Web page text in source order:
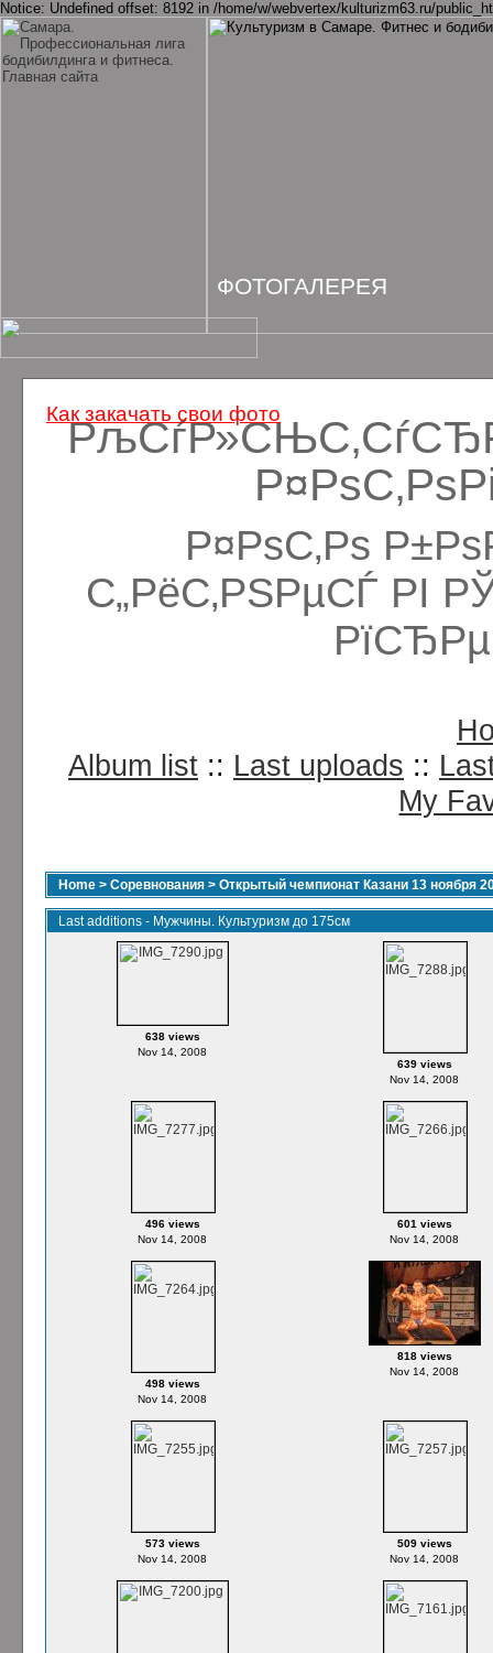
Notice: Undefined offset: 8192 in /home/w/webvertex/kulturizm63.ru/
Р¤РѕС‚Рѕ
С„РёС‚РЅРµСЃ РІ
Album list :: Last uploads ::
My
Home > Соревнования > Открытый чемпионат Казани 13 ноября
Last additions - Мужчины. Культуризм до 175см
638 views
Nov 14, 2008
639 views
Nov 14, 2008
496 views
Nov 14, 2008
601 views
Nov 14, 2008
498 views
Nov 14, 2008
818 views
Nov 14, 2008
573 views
Nov 14, 2008
509 views
Nov 14, 2008
ФОТОГАЛЕРЕЯ
Как закачать свои фото